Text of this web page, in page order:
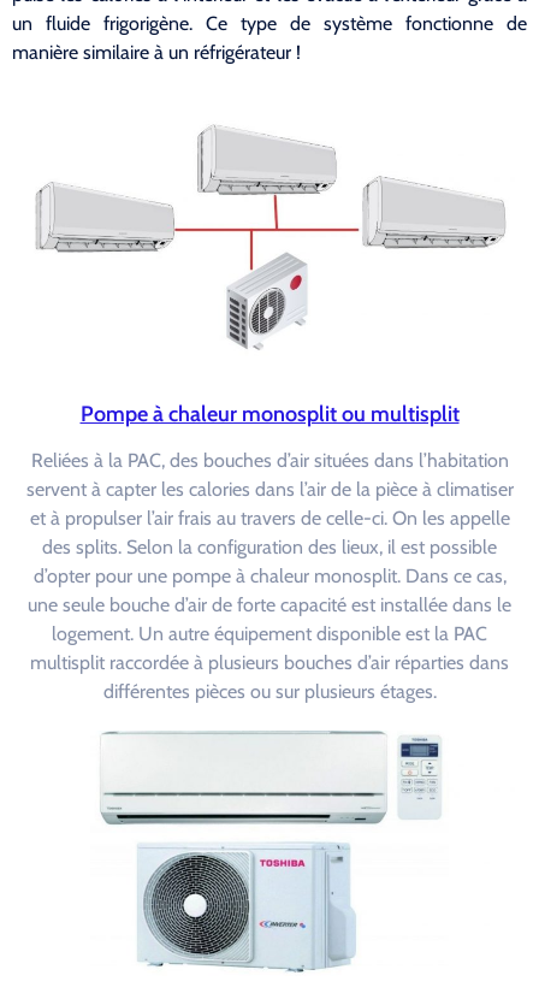
un fluide frigorigène. Ce type de système fonctionne de
manière similaire à un réfrigérateur !
Pompe à chaleur monosplit ou multisplit
Reliées à la PAC, des bouches d’air situées dans l’habitation
servent à capter les calories dans l’air de la pièce à climatiser
et à propulser l’air frais au travers de celle-ci. On les appelle
des splits. Selon la configuration des lieux, il est possible
d’opter pour une pompe à chaleur monosplit. Dans ce cas,
une seule bouche d’air de forte capacité est installée dans le
logement. Un autre équipement disponible est la PAC
multisplit raccordée à plusieurs bouches d’air réparties dans
différentes pièces ou sur plusieurs étages.